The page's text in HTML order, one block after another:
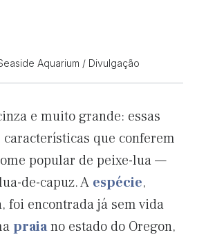
Aquarium / Divulgação
e muito grande: essas
que conferem
popular de peixe-lua —
de-capuz. A espécie,
foi encontrada já sem vida
praiano estado do Oregon,